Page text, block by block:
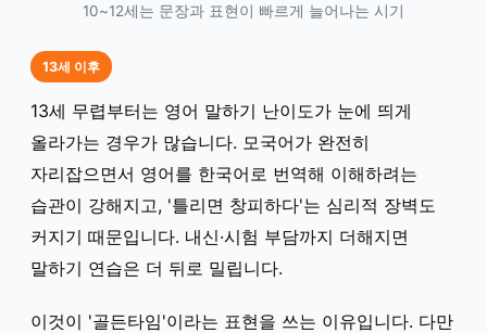
10~12세는 문장과 표현이 빠르게 늘어나는 시기
13세 이후
13세 무렵부터는 영어 말하기 난이도가 눈에 띄게
올라가는 경우가 많습니다. 모국어가 완전히
자리잡으면서 영어를 한국어로 번역해 이해하려는
습관이 강해지고, '틀리면 창피하다'는 심리적 장벽도
커지기 때문입니다. 내신·시험 부담까지 더해지면
말하기 연습은 더 뒤로 밀립니다.
이것이 '골든타임'이라는 표현을 쓰는 이유입니다. 다만